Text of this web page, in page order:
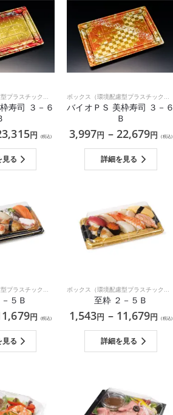
ボックス（環境配慮型プラスチック）
寿司 ３－６
円 (税込)
見る
ボックス（環境配慮型プラスチック）
バイオＰＳ 美枠寿司 ３－６
Ｂ
3,997円 – 22,679円 (税込)
詳細を見る
ボックス（環境配慮型プラスチック）
５Ｂ
円 (税込)
見る
ボックス（環境配慮型プラスチック）
至粋 ２－５Ｂ
1,543円 – 11,679円 (税込)
詳細を見る